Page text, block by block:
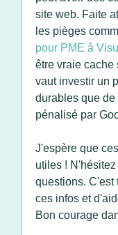
site web. Faite
les pièges
pour PME â
être vraie cache
vaut investir un
durables que
pénalisé par
J'espère que
utiles !
questions. C'est
ces infos et
Bon courage